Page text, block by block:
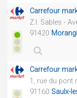
Carrefour
Z.I. Sables -
91420
Carrefour
1, rue du pont
91160 Saulx-